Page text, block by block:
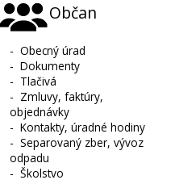
Občan
-Obecný úrad
-Dokumenty
- Tlačivá
- Zmluvy, faktúry,
objednávky
-Kontakty, úradné hodiny
-Separovaný zber, vývoz
odpadu
-Školstvo